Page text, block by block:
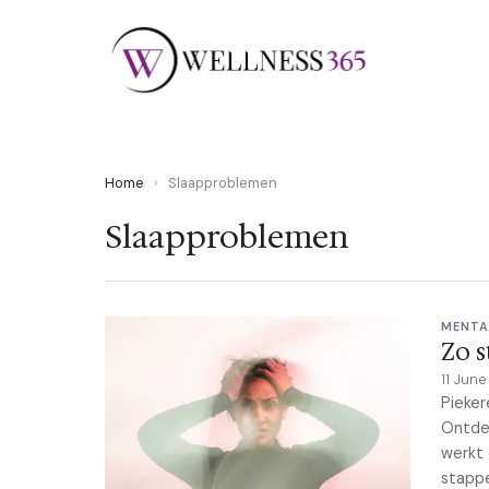
Home › Slaapproblemen
Slaapproblemen
Zo
11
werkt